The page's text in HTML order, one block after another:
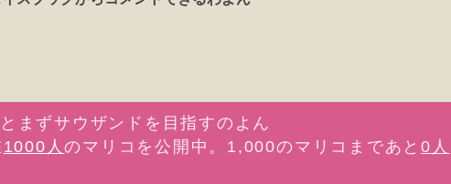
1000人のマリコを公開中。1,000のマリコまであと0人